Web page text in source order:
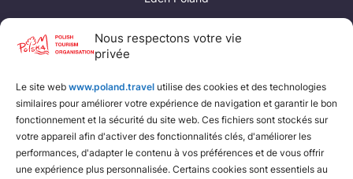
Nous respectons votre vie
privée
Le site web www.poland.travel utilise des cookies et des technologies
similaires pour améliorer votre expérience de navigation et garantir le bon
fonctionnement et la sécurité du site web. Ces fichiers sont stockés sur
votre appareil afin d'activer des fonctionnalités clés, d'améliorer les
performances, d'adapter le contenu à vos préférences et de vous offrir
une expérience plus personnalisée. Certains cookies sont essentiels au
Poland Convention Bureau
Fédération polonaise de camping et de caravaning
Fédération polonaise du tourisme rural
Chemins de fer polonais